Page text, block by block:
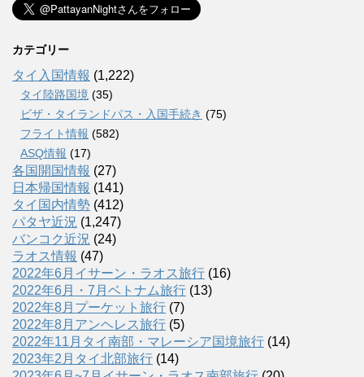
カテゴリー
タイ入国情報 (1,222)
タイ陸路国境 (35)
ビザ・タイランドパス・入国手続き (75)
フライト情報 (582)
ASQ情報 (17)
各国開国情報 (27)
日本帰国情報 (141)
タイ国内情勢 (412)
パタヤ近況 (1,247)
バンコク近況 (24)
ラオス情報 (47)
2022年6月イサーン・ラオス旅行 (16)
2022年6月・7月ベトナム旅行 (13)
2022年8月プーケット旅行 (7)
2022年8月アンヘレス旅行 (5)
2022年11月タイ南部・マレーシア国境旅行 (14)
2023年2月タイ北部旅行 (14)